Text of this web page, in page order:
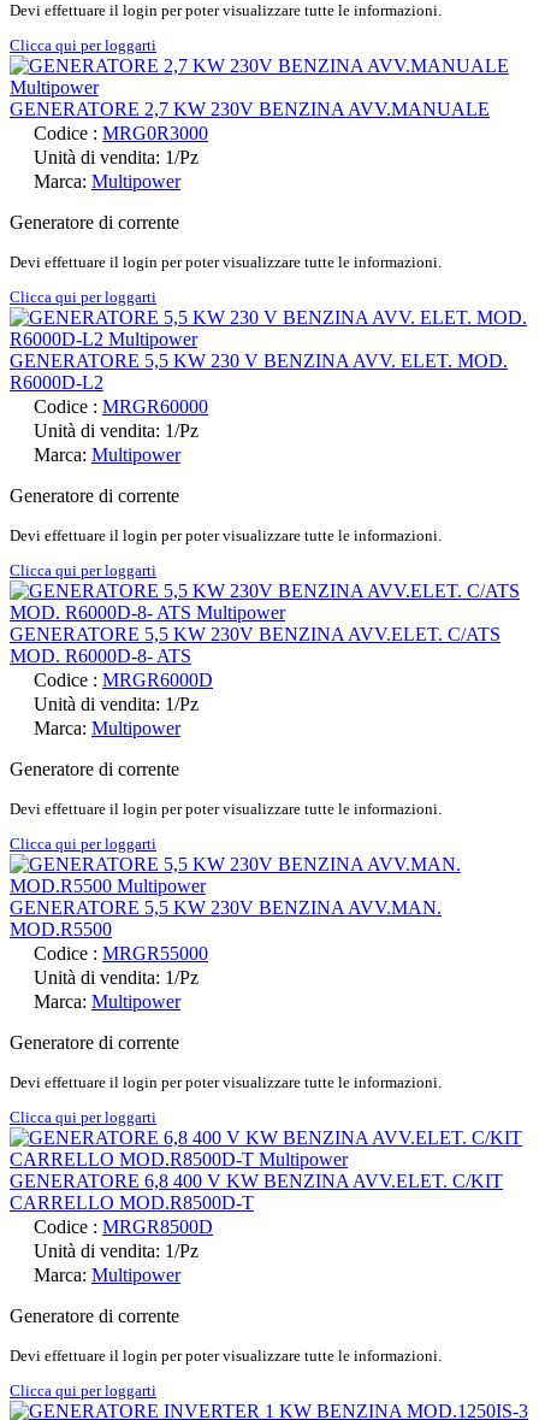
Devi effettuare il login per poter visualizzare tutte le informazioni.
Clicca qui per loggarti
GENERATORE 2,7 KW 230V BENZINA AVV.MANUALE
Codice : MRG0R3000
Unità di vendita: 1/Pz
Marca: Multipower
Generatore di corrente
Devi effettuare il login per poter visualizzare tutte le informazioni.
Clicca qui per loggarti
GENERATORE 5,5 KW 230 V BENZINA AVV. ELET. MOD.
R6000D-L2
Codice : MRGR60000
Unità di vendita: 1/Pz
Marca: Multipower
Generatore di corrente
Devi effettuare il login per poter visualizzare tutte le informazioni.
Clicca qui per loggarti
GENERATORE 5,5 KW 230V BENZINA AVV.ELET. C/ATS
MOD. R6000D-8- ATS
Codice : MRGR6000D
Unità di vendita: 1/Pz
Marca: Multipower
Generatore di corrente
Devi effettuare il login per poter visualizzare tutte le informazioni.
Clicca qui per loggarti
GENERATORE 5,5 KW 230V BENZINA AVV.MAN.
MOD.R5500
Codice : MRGR55000
Unità di vendita: 1/Pz
Marca: Multipower
Generatore di corrente
Devi effettuare il login per poter visualizzare tutte le informazioni.
Clicca qui per loggarti
GENERATORE 6,8 400 V KW BENZINA AVV.ELET. C/KIT
CARRELLO MOD.R8500D-T
Codice : MRGR8500D
Unità di vendita: 1/Pz
Marca: Multipower
Generatore di corrente
Devi effettuare il login per poter visualizzare tutte le informazioni.
Clicca qui per loggarti